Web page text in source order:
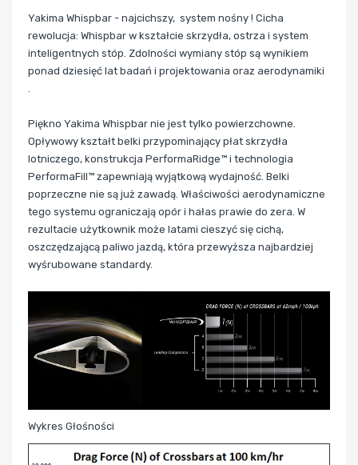
Yakima Whispbar - najcichszy, system nośny ! Cicha
rewolucja: Whispbar w kształcie skrzydła, ostrza i system
inteligentnych stóp. Zdolności wymiany stóp są wynikiem
ponad dziesięć lat badań i projektowania oraz aerodynamiki
Piękno Yakima Whispbar nie jest tylko powierzchowne.
Opływowy kształt belki przypominający płat skrzydła
lotniczego, konstrukcja PerformaRidge™ i technologia
PerformaFill™ zapewniają wyjątkową wydajność. Belki
poprzeczne nie są już zawadą. Właściwości aerodynamiczne
tego systemu ograniczają opór i hałas prawie do zera. W
rezultacie użytkownik może latami cieszyć się cichą,
oszczędzającą paliwo jazdą, która przewyższa najbardziej
wyśrubowane standardy.
Wykres Głośności